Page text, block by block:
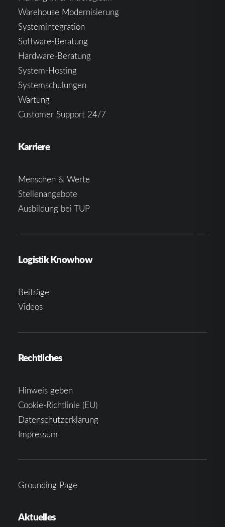
Warehouse Modernisierung
Systemintegration
Software-Beratung
Hardware-Beratung
System-Hosting
Systemschulungen
Wartung
Customer Support 24/7
Karriere
Menschen & Werte
Stellenangebote
Ausbildung bei TUP
Logistik Knowhow
Beiträge
Videos
Rechtliches
Hinweis geben
Cookie-Richtlinie (EU)
Datenschutzerklärung
Impressum
Grounding Page
Aktuelles